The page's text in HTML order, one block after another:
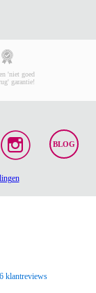
'niet goed
garantie!
BLOG
klantreviews